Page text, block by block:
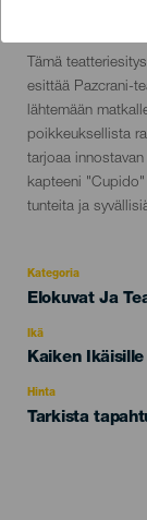
Descripción
del
evento
Tämä
esittää Pazcrani-
lähtemään
poikkeuksellista
tarjoaa
kapteeni
tunteita ja
Kategoria
Categoría
evento
Elokuvat Ja
Ikä
Edad
Kaiken Ikäisille
Hinta
Tarkista